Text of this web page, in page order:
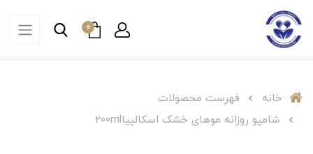
0
خانه
فهرست محصولات
شامپو روزانه موهای خشک اسکالپیا200ml